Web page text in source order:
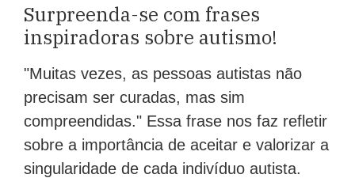
Surpreenda-se com frases
inspiradoras sobre autismo!
"Muitas vezes, as pessoas autistas não
precisam ser curadas, mas sim
compreendidas." Essa frase nos faz refletir
sobre a importância de aceitar e valorizar a
singularidade de cada indivíduo autista.